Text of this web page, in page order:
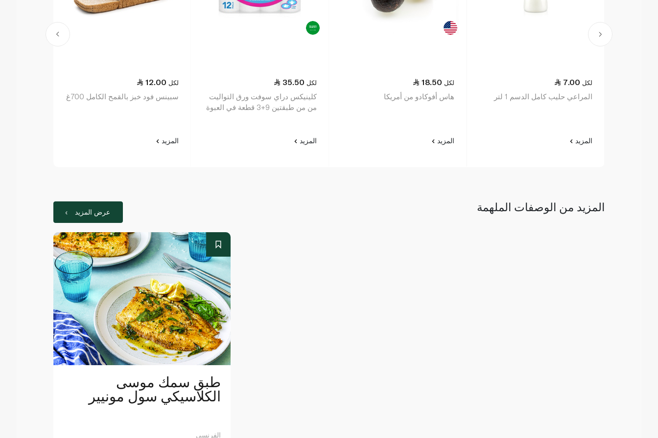
7.00 لكل
المراعي حليب كامل الدسم 1 لتر
المزيد
18.50 لكل
هاس أفوكادو من أمريكا
المزيد
35.50 لكل
كلينيكس دراي سوفت ورق التواليت
من من طبقتين 9+3 قطعة في العبوة
المزيد
12.00 لكل
سبينس فود خبز بالقمح الكامل 700غ
المزيد
المزيد من الوصفات الملهمة عرض المزيد
طبق سمك موسى
الكلاسيكي سول مونيير
الفرنسي